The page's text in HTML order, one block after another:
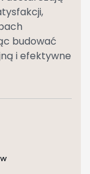
budować
i efektywne